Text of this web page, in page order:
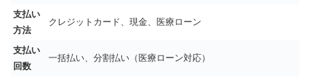
支払い
方法
クレジットカード、現金、医療ローン
支払い
回数
一括払い、分割払い（医療ローン対応）